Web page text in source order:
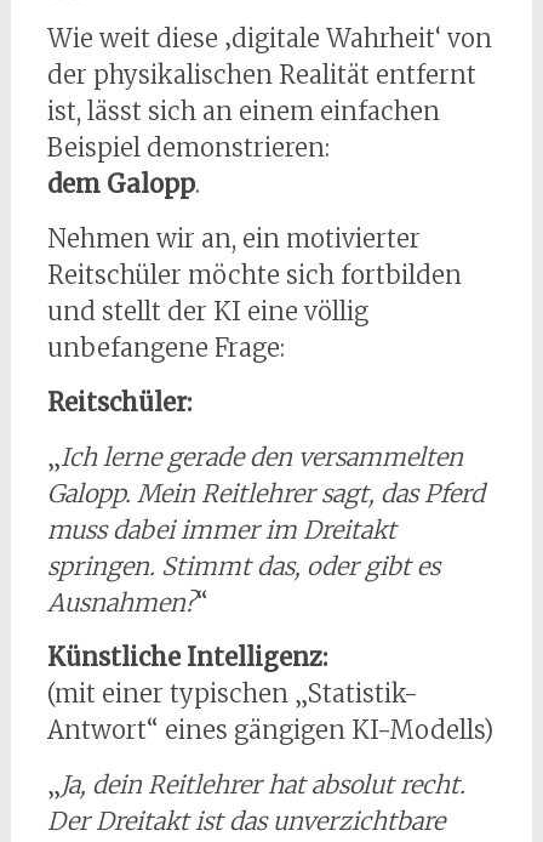
Wie weit diese ‚digitale Wahrheit‘ von
der physikalischen Realität entfernt
ist, lässt sich an einem einfachen
Beispiel demonstrieren:
dem Galopp.
Nehmen wir an, ein motivierter
Reitschüler möchte sich fortbilden
und stellt der KI eine völlig
unbefangene Frage:
Reitschüler:
„Ich lerne gerade den versammelten
Galopp. Mein Reitlehrer sagt, das Pferd
muss dabei immer im Dreitakt
springen. Stimmt das, oder gibt es
Ausnahmen?“
Künstliche Intelligenz:
(mit einer typischen „Statistik-
Antwort“ eines gängigen KI-Modells)
„Ja, dein Reitlehrer hat absolut recht.
Der Dreitakt ist das unverzichtbare